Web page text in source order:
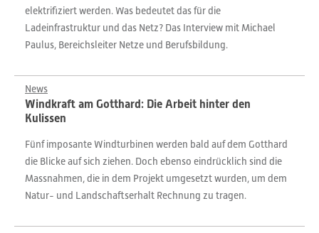
elektrifiziert werden. Was bedeutet das für die
Ladeinfrastruktur und das Netz? Das Interview mit Michael
Paulus, Bereichsleiter Netze und Berufsbildung.
News
Windkraft am Gotthard: Die Arbeit hinter den
Kulissen
Fünf imposante Windturbinen werden bald auf dem Gotthard
die Blicke auf sich ziehen. Doch ebenso eindrücklich sind die
Massnahmen, die in dem Projekt umgesetzt wurden, um dem
Natur- und Landschaftserhalt Rechnung zu tragen.